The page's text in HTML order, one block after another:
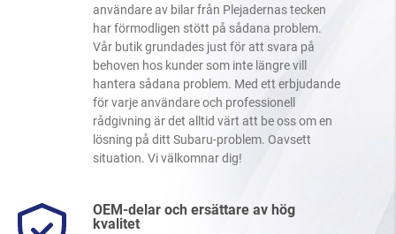
användare av bilar från Plejadernas tecken
har förmodligen stött på sådana problem.
Vår butik grundades just för att svara på
behoven hos kunder som inte längre vill
hantera sådana problem. Med ett erbjudande
för varje användare och professionell
rådgivning är det alltid värt att be oss om en
lösning på ditt Subaru-problem. Oavsett
situation. Vi välkomnar dig!
OEM-delar och ersättare av hög
kvalitet